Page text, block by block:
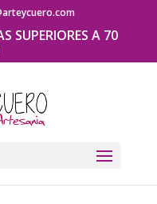
SUPERIORES A 70